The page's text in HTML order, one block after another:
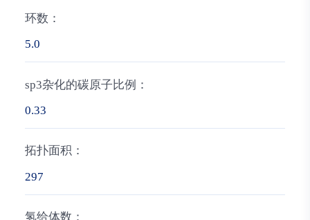
环数：
5.0
sp3杂化的碳原子比例：
0.33
拓扑面积：
297
氢给体数：